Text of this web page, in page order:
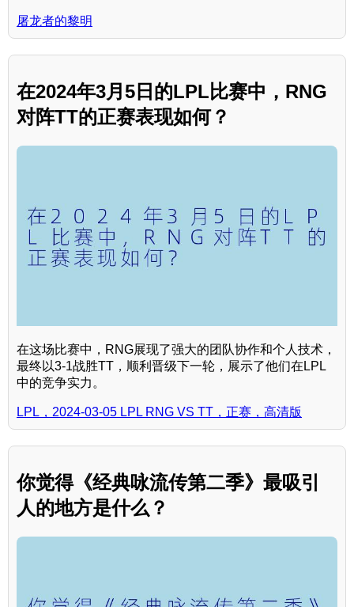
屠龙者的黎明
在2024年3月5日的LPL比赛中，RNG
对阵TT的正赛表现如何？
在这场比赛中，RNG展现了强大的团队协作和个人技术，
最终以3-1战胜TT，顺利晋级下一轮，展示了他们在LPL
中的竞争实力。
LPL，2024-03-05 LPL RNG VS TT，正赛，高清版
你觉得《经典咏流传第二季》最吸引
人的地方是什么？